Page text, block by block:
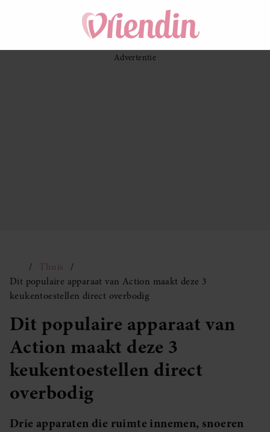
Thuis
Dit populaire apparaat van Action maakt deze 3
keukentoestellen direct overbodig
Dit populaire apparaat van
Action maakt deze 3
keukentoestellen direct
overbodig
Drie apparaten die ruimte innemen, snoeren